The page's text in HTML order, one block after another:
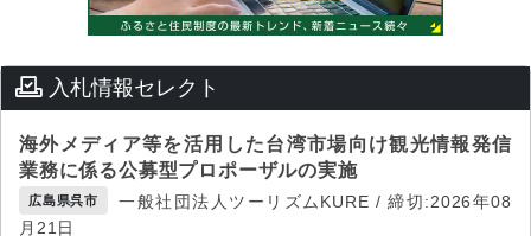
入札情報セレクト
海外メディア等を活用した台湾市場向け観光情報発信
業務に係る公募型プロポーザルの実施
広島県呉市
一般社団法人ツーリズムKURE / 締切:2026年08
月21日